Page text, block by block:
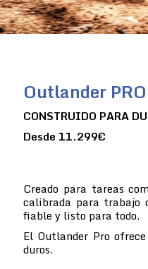
Outlander
CONSTRUIDO PARA
Desde 11.299€
Creado para tareas
calibrada para trabajo
fiable y listo para todo.
El Outlander Pro
duros.